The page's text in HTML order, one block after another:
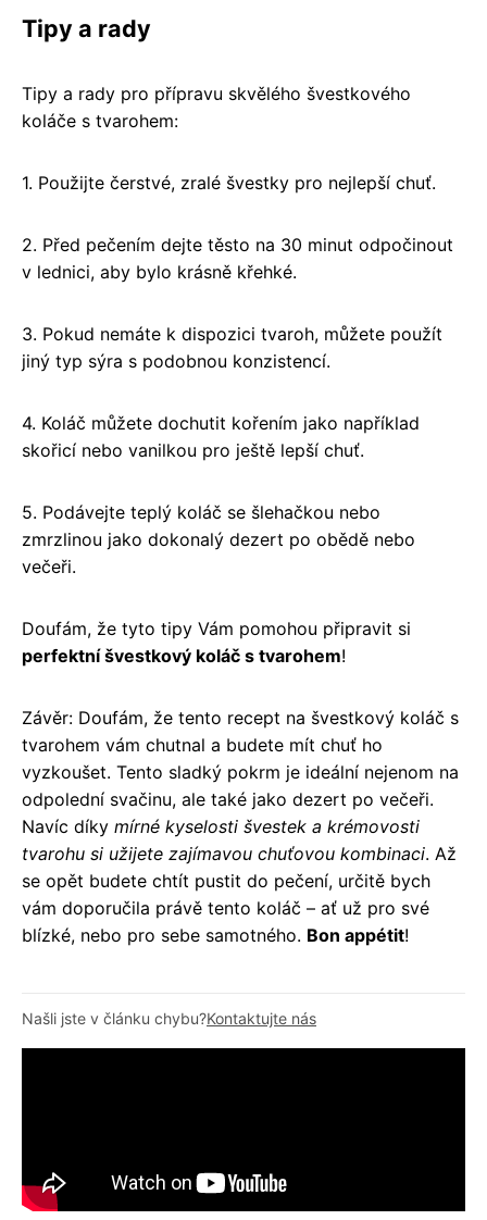
Tipy a rady
Tipy a rady pro přípravu skvělého švestkového
koláče s tvarohem:
1. Použijte čerstvé, zralé švestky pro nejlepší chuť.
2. Před pečením dejte těsto na 30 minut odpočinout
v lednici, aby bylo krásně křehké.
3. Pokud nemáte k dispozici tvaroh, můžete použít
jiný typ sýra s podobnou konzistencí.
4. Koláč můžete dochutit kořením jako například
skořicí nebo vanilkou pro ještě lepší chuť.
5. Podávejte teplý koláč se šlehačkou nebo
zmrzlinou jako dokonalý dezert po obědě nebo
večeři.
Doufám, že tyto tipy Vám pomohou připravit si
perfektní švestkový koláč s tvarohem!
Závěr: Doufám, že tento recept na švestkový koláč s
tvarohem vám chutnal a budete mít chuť ho
vyzkoušet. Tento sladký pokrm je ideální nejenom na
odpolední svačinu, ale také jako dezert po večeři.
Navíc díky mírné kyselosti švestek a krémovosti
tvarohu si užijete zajímavou chuťovou kombinaci. Až
se opět budete chtít pustit do pečení, určitě bych
vám doporučila právě tento koláč – ať už pro své
blízké, nebo pro sebe samotného. Bon appétit!
Našli jste v článku chybu?Kontaktujte nás